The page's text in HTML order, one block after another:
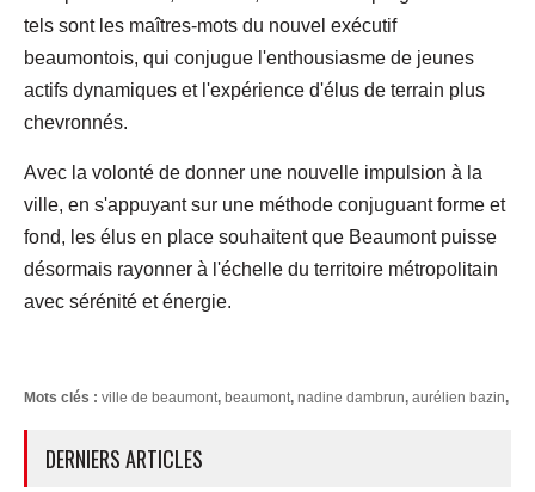
tels sont les maîtres-mots du nouvel exécutif
beaumontois, qui conjugue l'enthousiasme de jeunes
actifs dynamiques et l'expérience d'élus de terrain plus
chevronnés.
Avec la volonté de donner une nouvelle impulsion à la
ville, en s'appuyant sur une méthode conjuguant forme et
fond, les élus en place souhaitent que Beaumont puisse
désormais rayonner à l'échelle du territoire métropolitain
avec sérénité et énergie.
Mots clés : ville de beaumont, beaumont, nadine dambrun, aurélien bazin,
DERNIERS ARTICLES